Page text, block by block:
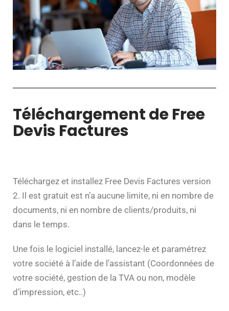
Téléchargement de Free
Devis Factures
Téléchargez et installez Free Devis Factures version
2. Il est gratuit est n’a aucune limite, ni en nombre de
documents, ni en nombre de clients/produits, ni
dans le temps.
Une fois le logiciel installé, lancez-le et paramétrez
votre société à l’aide de l’assistant (Coordonnées de
votre société, gestion de la TVA ou non, modèle
d’impression, etc..)